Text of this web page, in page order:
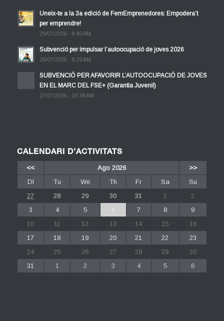
Uneix-te a la 3a edició de FemEmprenedores: Empodera’t
per emprendre!
29/07/2026 - 8:40 AM
Subvenció per impulsar l’autoocupació de joves 2026
28/07/2026 - 8:29 AM
SUBVENCIÓ PER AFAVORIR L’AUTOOCUPACIÓ DE JOVES
EN EL MARC DEL FSE+ (Garantia Juvenil)
27/07/2026 - 10:39 AM
CALENDARI D’ACTIVITATS
<< Ago 2026
>>
Dl
Tu We Th Fr Sa
Su
27
28 29 30 31 1
2
3
4 5 6 7 8
9
10
11 12 13 14 15
16
17
18 19 20 21 22
23
24
25 26 27 28 29
30
31
1 2 3 4 5 6